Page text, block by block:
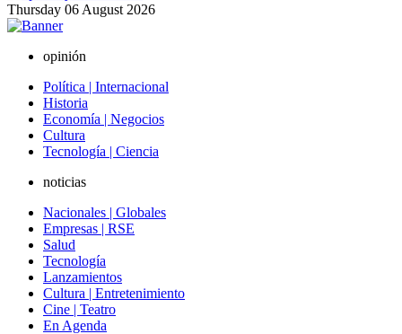
Thursday 06 August 2026
opinión
Política | Internacional
Historia
Economía | Negocios
Cultura
Tecnología | Ciencia
noticias
Nacionales | Globales
Empresas | RSE
Salud
Tecnología
Lanzamientos
Cultura | Entretenimiento
Cine | Teatro
En Agenda